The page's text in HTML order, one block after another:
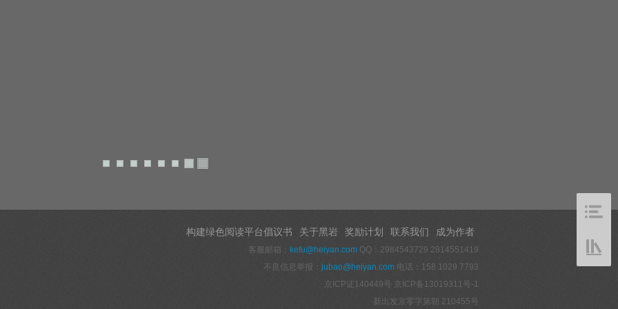
构建绿色阅读平台倡议书 关于黑岩 奖励计划 联系我们 成为作者
客服邮箱： kefu@heiyan.com QQ：2984543729 2814551419
不良信息举报： jubao@heiyan.com 电话：158 1029 7793
京ICP证140449号 京ICP备13019311号-1
新出发京零字第朝 210455号